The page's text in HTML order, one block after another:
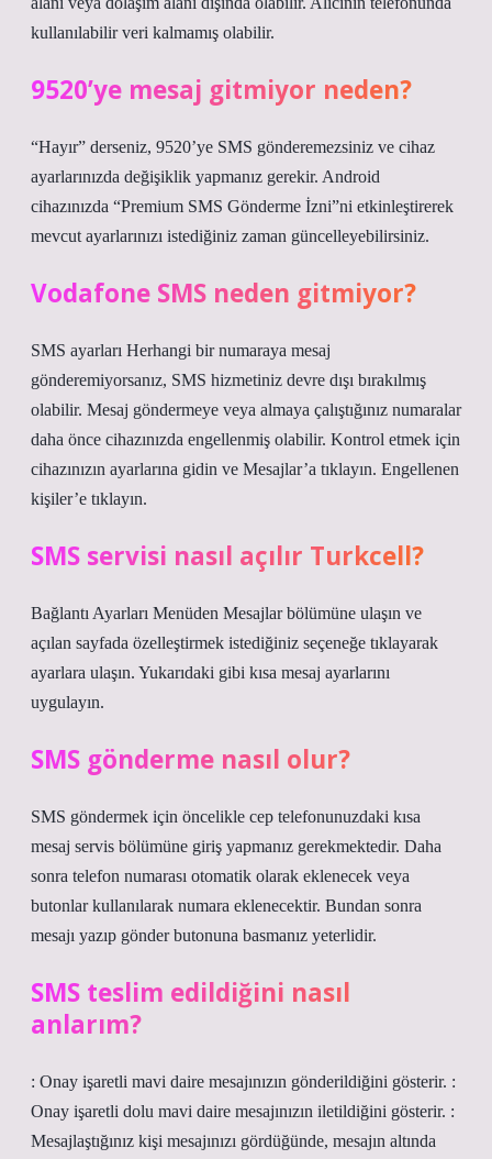
kullanılabilir veri kalmamış olabilir.
9520’ye mesaj gitmiyor neden?
“Hayır” derseniz, 9520’ye SMS gönderemezsiniz ve cihaz
ayarlarınızda değişiklik yapmanız gerekir. Android
cihazınızda “Premium SMS Gönderme İzni”ni etkinleştirerek
mevcut ayarlarınızı istediğiniz zaman güncelleyebilirsiniz.
Vodafone SMS neden gitmiyor?
SMS ayarları Herhangi bir numaraya mesaj
gönderemiyorsanız, SMS hizmetiniz devre dışı bırakılmış
olabilir. Mesaj göndermeye veya almaya çalıştığınız numaralar
daha önce cihazınızda engellenmiş olabilir. Kontrol etmek için
cihazınızın ayarlarına gidin ve Mesajlar’a tıklayın. Engellenen
kişiler’e tıklayın.
SMS servisi nasıl açılır Turkcell?
Bağlantı Ayarları Menüden Mesajlar bölümüne ulaşın ve
açılan sayfada özelleştirmek istediğiniz seçeneğe tıklayarak
ayarlara ulaşın. Yukarıdaki gibi kısa mesaj ayarlarını
uygulayın.
SMS gönderme nasıl olur?
SMS göndermek için öncelikle cep telefonunuzdaki kısa
mesaj servis bölümüne giriş yapmanız gerekmektedir. Daha
sonra telefon numarası otomatik olarak eklenecek veya
butonlar kullanılarak numara eklenecektir. Bundan sonra
mesajı yazıp gönder butonuna basmanız yeterlidir.
SMS teslim edildiğini nasıl
anlarım?
: Onay işaretli mavi daire mesajınızın gönderildiğini gösterir. :
Onay işaretli dolu mavi daire mesajınızın iletildiğini gösterir. :
Mesajlaştığınız kişi mesajınızı gördüğünde, mesajın altında